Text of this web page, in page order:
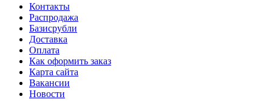
Контакты
Распродажа
Базисрубли
Доставка
Оплата
Как оформить заказ
Карта сайта
Вакансии
Новости